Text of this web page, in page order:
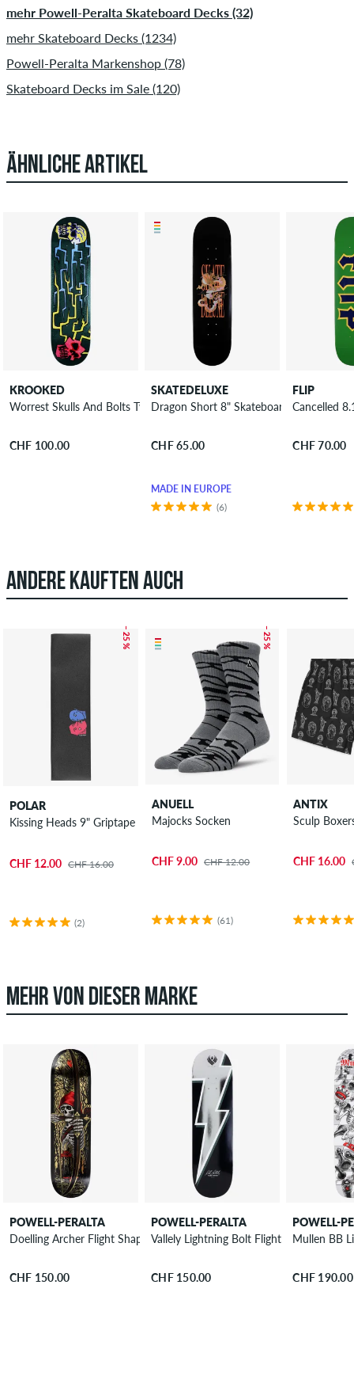
mehr Powell-Peralta Skateboard Decks (32)
mehr Skateboard Decks (1234)
Powell-Peralta Markenshop (78)
Skateboard Decks im Sale (120)
ÄHNLICHE ARTIKEL
KROOKED
Worrest Skulls And Bolts Twin Tail Slick 8.3" Skateboard Deck
CHF 100.00
SKATEDELUXE
Dragon Short 8" Skateboard Deck
CHF 65.00
MADE IN EUROPE
(6)
FLIP
Cancelled
CHF 70.00
ANDERE KAUFTEN AUCH
– 25 %
POLAR
Kissing Heads 9" Griptape
CHF 12.00 CHF 16.00
(2)
– 25 %
ANUELL
Majocks Socken
CHF 9.00 CHF 12.00
(61)
ANTIX
Sculp
CHF 16.00
MEHR VON DIESER MARKE
POWELL-PERALTA
Doelling Archer Flight Shape 313 8.3" Skateboard Deck
CHF 150.00
POWELL-PERALTA
Vallely Lightning Bolt Flight Shape 244
CHF 150.00
POWELL-
Mullen BB
CHF 190.00